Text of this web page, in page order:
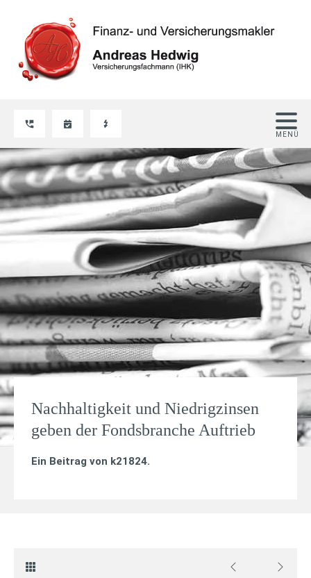
Nachhaltigkeit und Niedrigzinsen
geben der Fondsbranche Auftrieb
Ein Beitrag von k21824.